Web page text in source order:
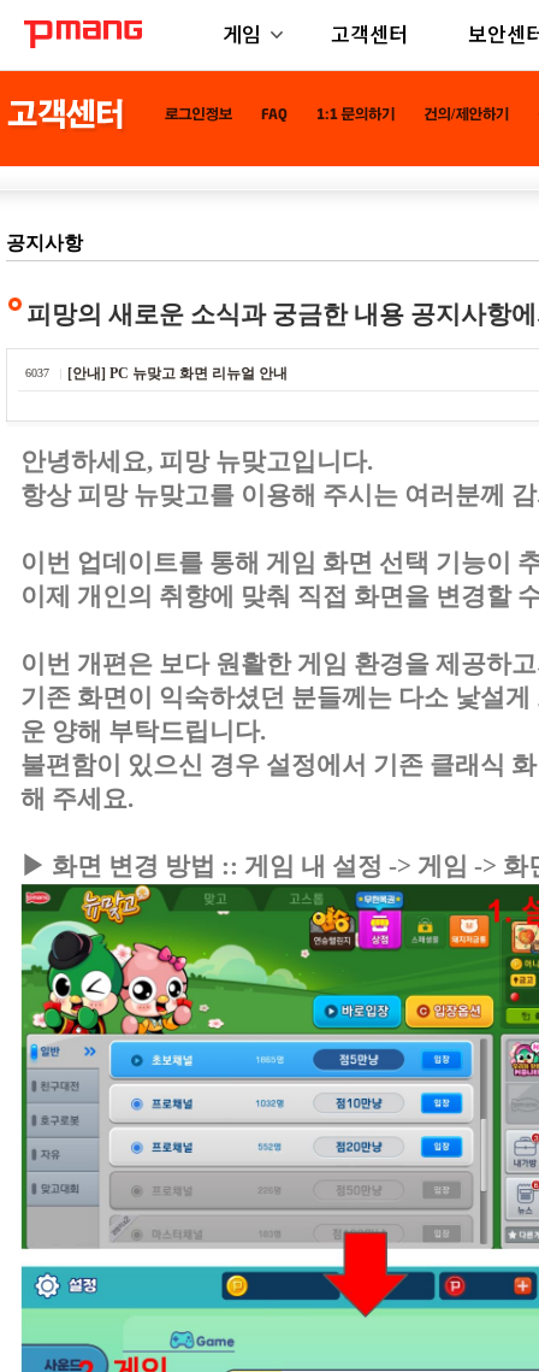
게임 고객센터 보안센
공지사항
피망의 새로운 소식과 궁금한 내용 공지사항
6037 [안내] PC 뉴맞고 화면 리뉴얼 안내
안녕하세요, 피망 뉴맞고입니다.
항상 피망 뉴맞고를 이용해 주시는 여러분께
이번 업데이트를 통해 게임 화면 선택 기능이
이제 개인의 취향에 맞춰 직접 화면을 변경할
이번 개편은 보다 원활한 게임 환경을 제공하
기존 화면이 익숙하셨던 분들께는 다소 낯설
운 양해 부탁드립니다.
불편함이 있으신 경우 설정에서 기존 클래식
해 주세요.
▶ 화면 변경 방법 :: 게임 내 설정 -> 게임 ->